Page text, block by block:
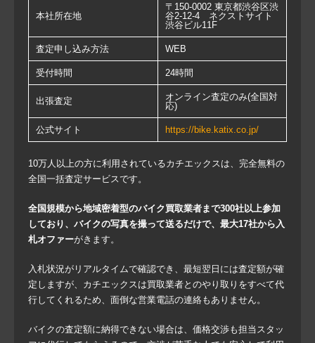
本社所在地
〒150-0002 東京都渋谷区渋
谷2-12-4 ネクストサイト
渋谷ビル11F
査定申し込み方法 WEB
受付時間 24時間
出張査定
オンライン査定のみ(全国対
応)
公式サイト https://bike.katix.co.jp/
10万人以上の方に利用されているカチエックスは、完全無料の
全国一括査定サービスです。
全国規模から地域密着型のバイク買取業者まで300社以上参加
しており、バイクの写真を撮って送るだけで、最大17社から入
札オファーがきます。
入札状況がリアルタイムで確認でき、最短翌日には査定額が確
定しますが、カチエックスは買取業者とのやり取りをすべて代
行してくれるため、面倒な営業電話の連絡もありません。
バイクの査定額に納得できない場合は、価格交渉も担当スタッ